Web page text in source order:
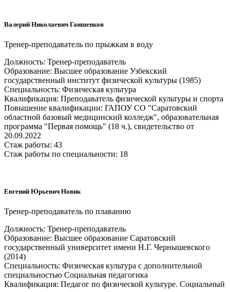
Валерий Николаевич Ганшенков
Тренер-преподаватель по прыжкам в воду
Должность: Тренер-преподаватель
Образование: Высшее образование Узбекский
государственный институт физической культуры (1985)
Специальность: Физическая культура
Квалификация: Преподаватель физической культуры и спорта
Повышение квалификации: ГАПОУ СО "Саратовский
областной базовый медицинский колледж", образовательная
программа "Первая помощь" (18 ч.), свидетельство от
20.09.2022
Стаж работы: 43
Стаж работы по специальности: 18
Евгений Юрьевич Новик
Тренер-преподаватель по плаванию
Должность: Тренер-преподаватель
Образование: Высшее образование Саратовский
государственный университет имени Н.Г. Чернышевского
(2014)
Специальность: Физическая культура с дополнительной
специальностью Социальная педагогика
Квалификация: Педагог по физической культуре. Социальный